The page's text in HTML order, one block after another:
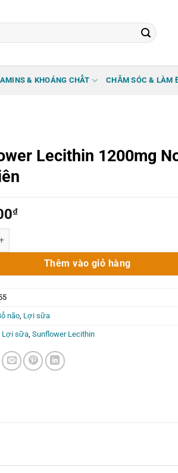
& KHOÁNG CHẤT CHĂM SÓC & LÀM
Lecithin 1200mg
₫
1200mg Now 100 viên số lượng
Thêm vào giỏ hàng
não, Lợi sữa
Lợi sữa, Sunflower Lecithin